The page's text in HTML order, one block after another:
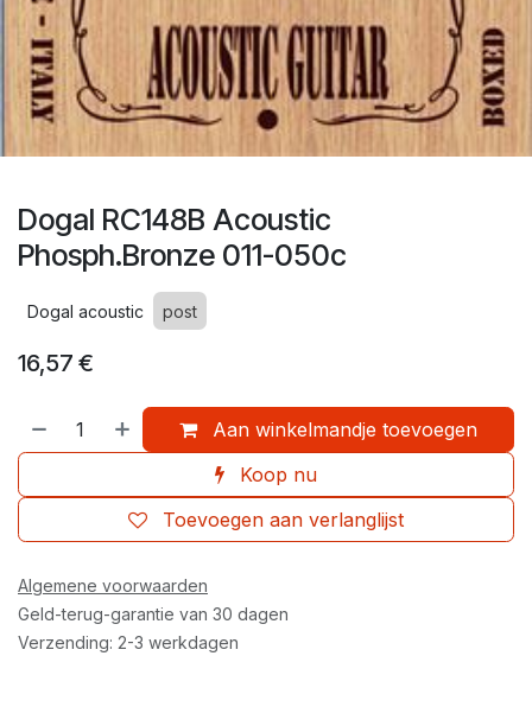
Dogal RC148B Acoustic
Phosph.Bronze 011-050c
Dogal acoustic post
16,57 €
Aan winkelmandje toevoegen
Koop nu
Toevoegen aan verlanglijst
Algemene voorwaarden
Geld-terug-garantie van 30 dagen
Verzending: 2-3 werkdagen